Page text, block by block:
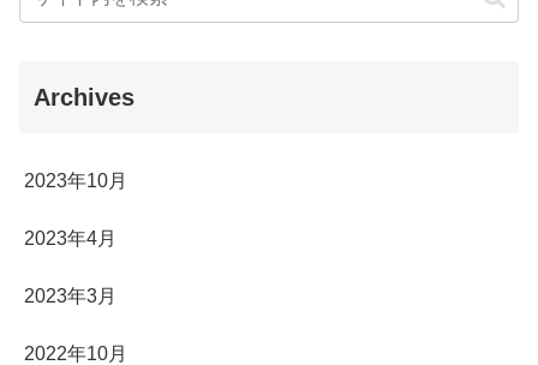
Archives
2023年10月
2023年4月
2023年3月
2022年10月